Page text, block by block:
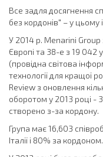
Все задля досягнення
без кордонів" – у цьому
У 2014 р. Menarini Group
Європі та 38-е з 19 042
(провідна світова
технології для кращої
Review з оновлення
оборотом у 2013 році -
створено з-за кордону.
Група має 16,603
Італії і 80% за кордоном.